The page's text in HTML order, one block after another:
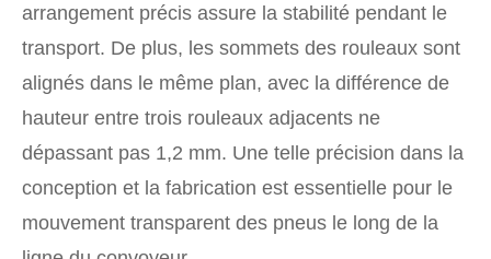
arrangement précis assure la stabilité pendant le
transport. De plus, les sommets des rouleaux sont
alignés dans le même plan, avec la différence de
hauteur entre trois rouleaux adjacents ne
dépassant pas 1,2 mm. Une telle précision dans la
conception et la fabrication est essentielle pour le
mouvement transparent des pneus le long de la